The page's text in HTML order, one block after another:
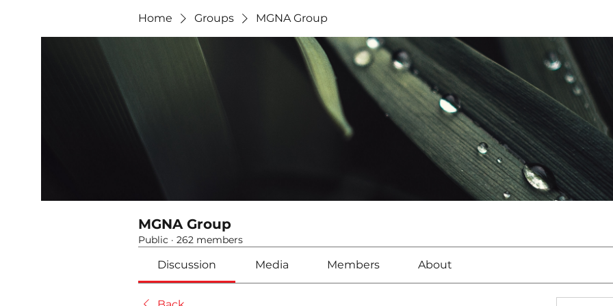
Home Groups MGNA Group
MGNA Group
Public · 262 members
Discussion Media Members About